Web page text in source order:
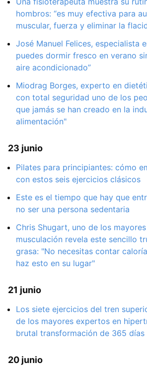
hombros: “es muy efectiva para
muscular, fuerza y eliminar la
José Manuel Felices, especialista
puedes dormir fresco en verano
aire acondicionado”
Miodrag Borges, experto en
con total seguridad uno de los
que jamás se han creado en la
alimentación"
23 junio
Pilates para principiantes: cómo
con estos seis ejercicios clásicos
Este es el tiempo que hay que
no ser una persona sedentaria
Chris Shugart, uno de los
musculación revela este sencillo
grasa: "No necesitas contar
haz esto en su lugar"
21 junio
Los siete ejercicios del tren
de los mayores expertos en
brutal transformación de 365 días
20 junio